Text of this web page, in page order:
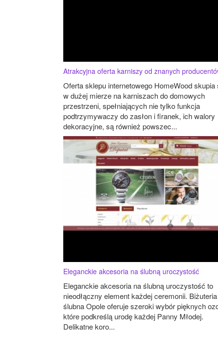
Atrakcyjna oferta karniszy od znanych
Oferta sklepu internetowego HomeWood skupia
w dużej mierze na karniszach do domowych
przestrzeni, spełniających nie tylko funkcja
podtrzymywaczy do zasłon i firanek, ich walory
dekoracyjne, są również powszec...
Eleganckie akcesoria na ślubną uroczystość
Eleganckie akcesoria na ślubną uroczystość to
nieodłączny element każdej ceremonii. Biżuteria
ślubna Opole oferuje szeroki wybór pięknych
które podkreślą urodę każdej Panny Młodej.
Delikatne koro...